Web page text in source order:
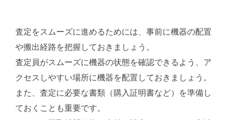
査定をスムーズに進めるためには、事前に機器の配置
や搬出経路を把握しておきましょう。
査定員がスムーズに機器の状態を確認できるよう、ア
クセスしやすい場所に機器を配置しておきましょう。
また、査定に必要な書類（購入証明書など）を準備し
ておくことも重要です。